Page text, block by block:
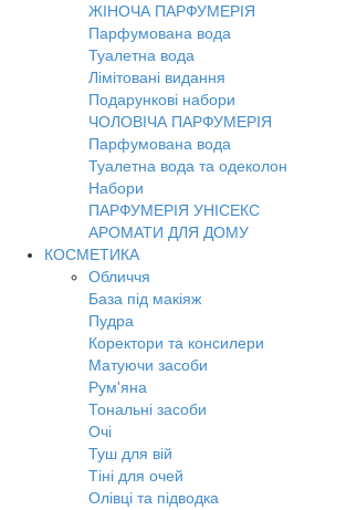
ЖІНОЧА ПАРФУМЕРІЯ
Парфумована вода
Туалетна вода
Лімітовані видання
Подарункові набори
ЧОЛОВІЧА ПАРФУМЕРІЯ
Парфумована вода
Туалетна вода та одеколон
Набори
ПАРФУМЕРІЯ УНІСЕКС
АРОМАТИ ДЛЯ ДОМУ
КОСМЕТИКА
Обличчя
База під макіяж
Пудра
Коректори та консилери
Матуючи засоби
Рум'яна
Тональні засоби
Очі
Туш для вій
Тіні для очей
Олівці та підводка